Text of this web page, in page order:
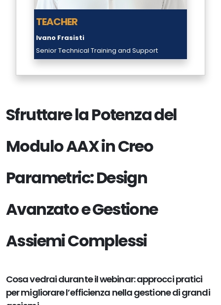
TEACHER
Ivano Frasisti
Senior Technical Training and Support
Sfruttare la Potenza del
Modulo AAX in Creo
Parametric: Design
Avanzato e Gestione
Assiemi Complessi
Cosa vedrai durante il webinar: approcci pratici
per migliorare l’efficienza nella gestione di grandi